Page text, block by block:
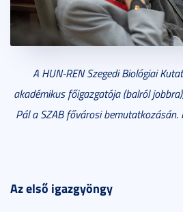
A HUN-REN Szegedi Biológiai
akadémikus főigazgatója (balról
Pál a SZAB fővárosi bemutatkozásán.
Az első igazgyöngy